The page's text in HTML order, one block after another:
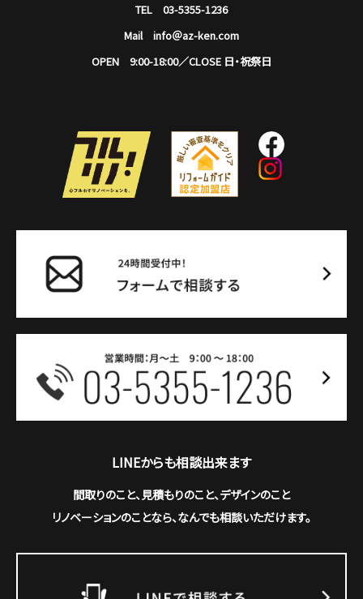
TEL 03-5355-1236
Mail info＠az-ken.com
OPEN 9:00-18:00／CLOSE 日・祝祭日
LINEからも相談出来ます
間取りのこと、見積もりのこと、デザインのこと
リノベーションのことなら、なんでも相談いただけます。